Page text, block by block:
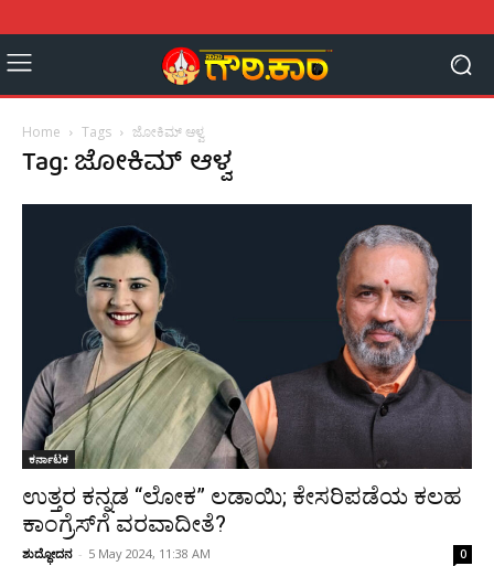
Home Tags ಜೋಕಿಮ್ ಆಳ್ವ
Tag: ಜೋಕಿಮ್ ಆಳ್ವ
ಕರ್ನಾಟಕ
ಉತ್ತರ ಕನ್ನಡ “ಲೋಕ” ಲಡಾಯಿ; ಕೇಸರಿಪಡೆಯ ಕಲಹ
ಕಾಂಗ್ರೆಸ್‌ಗೆ ವರವಾದೀತೆ?
ಶುದ್ಧೋದನ - 5 May 2024, 11:38 AM 0